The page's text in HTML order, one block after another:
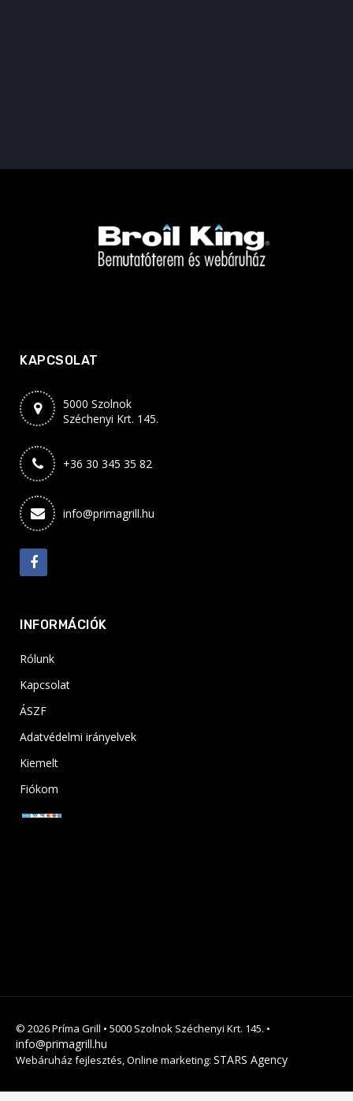
KAPCSOLAT
5000 Szolnok
Széchenyi Krt. 145.
+36 30 345 35 82
info@primagrill.hu
INFORMÁCIÓK
Rólunk
Kapcsolat
ÁSZF
Adatvédelmi irányelvek
Kiemelt
Fiókom
© 2026 Príma Grill • 5000 Szolnok Széchenyi Krt. 145. •
info@primagrill.hu
Webáruház fejlesztés, Online marketing: STARS Agency